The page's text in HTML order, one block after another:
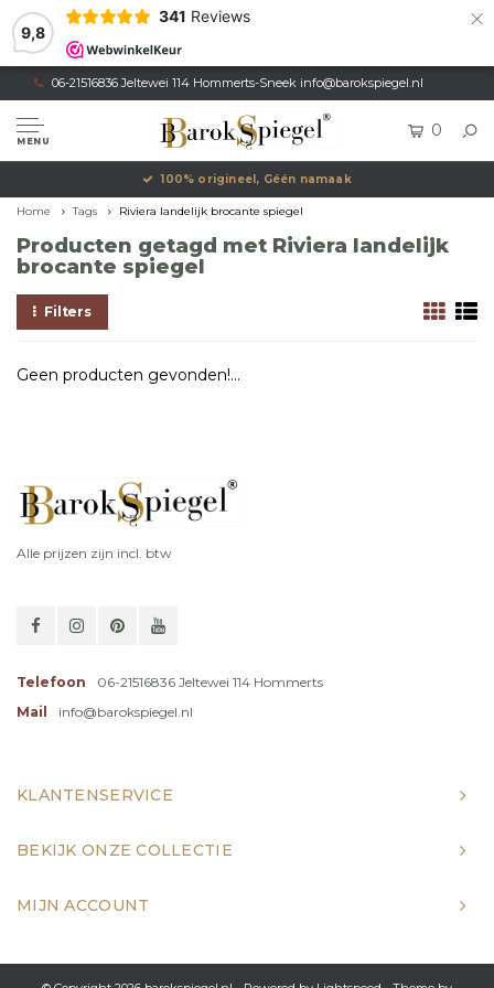
9,8
341 Reviews ×
06-21516836 Jeltewei 114 Hommerts-Sneek info@barokspiegel.nl
MENU
0
100% origineel, Géén namaak
Home Tags Riviera landelijk brocante spiegel
Producten getagd met Riviera landelijk
brocante spiegel
Filters
Geen producten gevonden!...
Alle prijzen zijn incl. btw
Telefoon
06-21516836 Jeltewei 114 Hommerts
Mail
info@barokspiegel.nl
KLANTENSERVICE
BEKIJK ONZE COLLECTIE
MIJN ACCOUNT